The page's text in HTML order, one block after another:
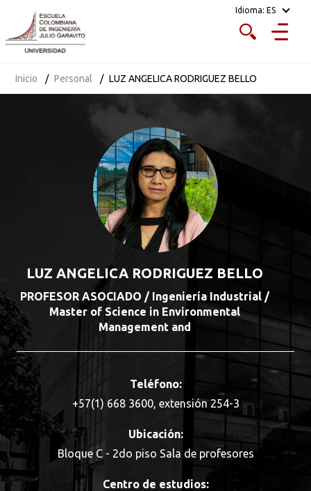
Idioma: ES
Inicio Personal LUZ ANGELICA RODRIGUEZ BELLO
LUZ ANGELICA RODRIGUEZ BELLO
PROFESOR ASOCIADO / Ingeniería Industrial /
Master of Science in Environmental
Management and
Teléfono:
+57(1) 668 3600, extensión 254-3
Ubicación:
Bloque C - 2do piso Sala de profesores
Centro de estudios: